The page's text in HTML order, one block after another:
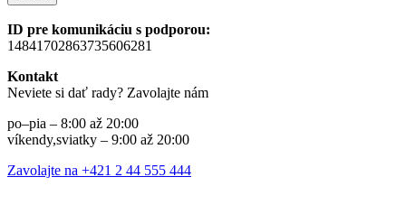
ID pre komunikáciu s podporou:
14841702863735606281
Kontakt
Neviete si dať rady? Zavolajte nám
po–pia – 8:00 až 20:00
víkendy,sviatky – 9:00 až 20:00
Zavolajte na +421 2 44 555 444